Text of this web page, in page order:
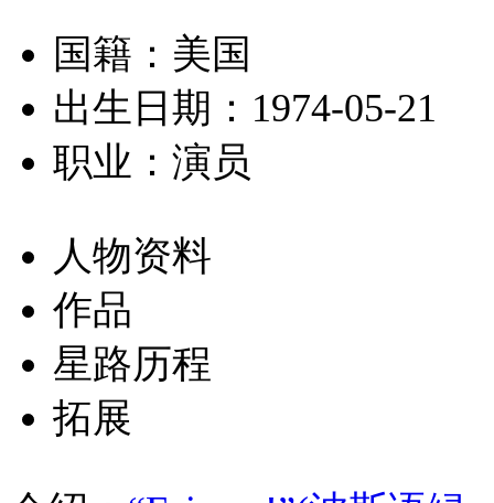
国籍：美国
出生日期：1974-05-21
职业：演员
人物资料
作品
星路历程
拓展